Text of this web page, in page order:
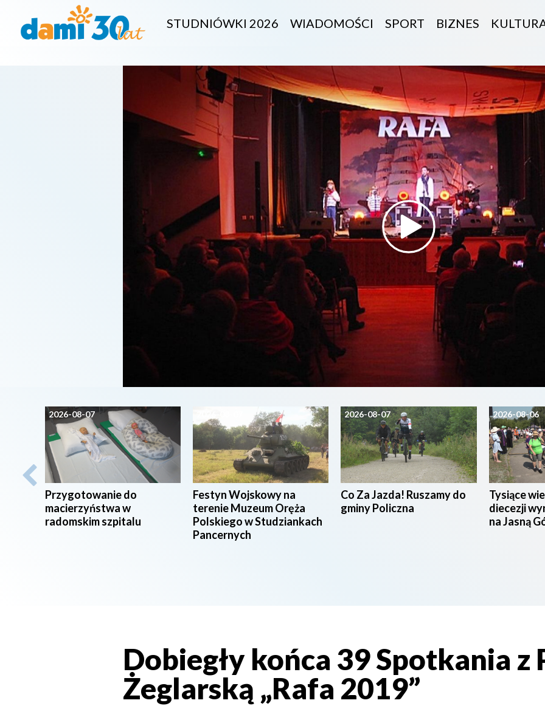
STUDNIÓWKI 2026 WIADOMOŚCI SPORT BIZNES
2026-08-07
Przygotowanie do
macierzyństwa w
radomskim szpitalu
Festyn Wojskowy na
terenie Muzeum Oręża
Polskiego w Studziankach
Pancernych
2026-08-07
Co Za Jazda! Ruszamy do
gminy Policzna
2026-08-06
Tysiące
diecezji
na Jasną
Dobiegły końca 39 Spotkania z
Żeglarską „Rafa 2019”